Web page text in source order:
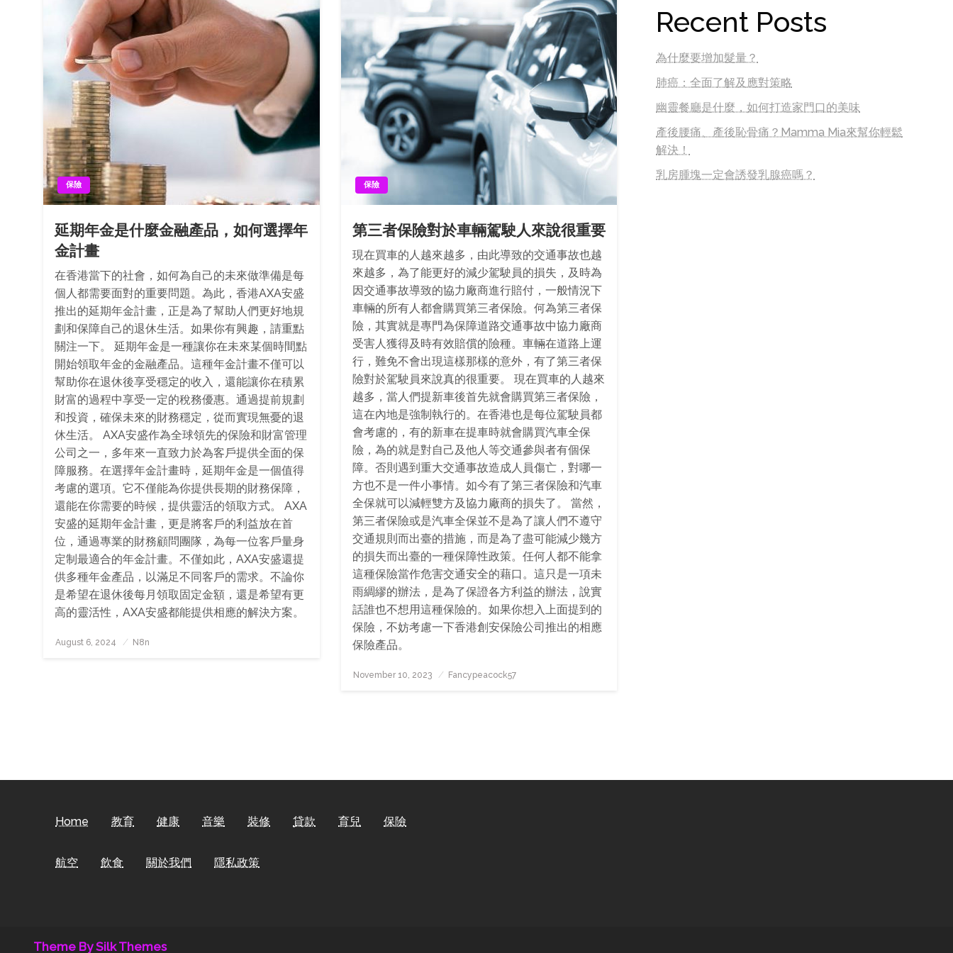
保險
延期年金是什麼金融產品，如何選擇年
金計畫
在香港當下的社會，如何為自己的未來做準備是每
個人都需要面對的重要問題。為此，香港AXA安盛
推出的延期年金計畫，正是為了幫助人們更好地規
劃和保障自己的退休生活。如果你有興趣，請重點
關注一下。 延期年金是一種讓你在未來某個時間點
開始領取年金的金融產品。這種年金計畫不僅可以
幫助你在退休後享受穩定的收入，還能讓你在積累
財富的過程中享受一定的稅務優惠。通過提前規劃
和投資，確保未來的財務穩定，從而實現無憂的退
休生活。 AXA安盛作為全球領先的保險和財富管理
公司之一，多年來一直致力於為客戶提供全面的保
障服務。在選擇年金計畫時，延期年金是一個值得
考慮的選項。它不僅能為你提供長期的財務保障，
還能在你需要的時候，提供靈活的領取方式。 AXA
安盛的延期年金計畫，更是將客戶的利益放在首
位，通過專業的財務顧問團隊，為每一位客戶量身
定制最適合的年金計畫。不僅如此，AXA安盛還提
供多種年金產品，以滿足不同客戶的需求。不論你
是希望在退休後每月領取固定金額，還是希望有更
高的靈活性，AXA安盛都能提供相應的解決方案。
Posted
On
August 6, 2024 N8n
保險
第三者保險對於車輛駕駛人來說很重要
現在買車的人越來越多，由此導致的交通事故也越
來越多，為了能更好的減少駕駛員的損失，及時為
因交通事故導致的協力廠商進行賠付，一般情況下
車輛的所有人都會購買第三者保險。何為第三者保
險，其實就是專門為保障道路交通事故中協力廠商
受害人獲得及時有效賠償的險種。車輛在道路上運
行，難免不會出現這樣那樣的意外，有了第三者保
險對於駕駛員來說真的很重要。 現在買車的人越來
越多，當人們提新車後首先就會購買第三者保險，
這在內地是強制執行的。在香港也是每位駕駛員都
會考慮的，有的新車在提車時就會購買汽車全保
險，為的就是對自己及他人等交通參與者有個保
障。否則遇到重大交通事故造成人員傷亡，對哪一
方也不是一件小事情。如今有了第三者保險和汽車
全保就可以減輕雙方及協力廠商的損失了。 當然，
第三者保險或是汽車全保並不是為了讓人們不遵守
交通規則而出臺的措施，而是為了盡可能減少幾方
的損失而出臺的一種保障性政策。任何人都不能拿
這種保險當作危害交通安全的藉口。這只是一項未
雨綢繆的辦法，是為了保證各方利益的辦法，說實
話誰也不想用這種保險的。如果你想入上面提到的
保險，不妨考慮一下香港創安保險公司推出的相應
保險產品。
Posted
November 10, 2023 Fancypeacock57
Recent Posts
為什麼要增加髮量？
肺癌：全面了解及應對策略
幽靈餐廳是什麼，如何打造家門口的美味
產後腰痛、產後恥骨痛？Mamma Mia來幫你輕鬆
解決！
乳房腫塊一定會誘發乳腺癌嗎？
Home 教育 健康 音樂 裝修 貸款 育兒 保險
航空 飲食 關於我們 隱私政策
Theme By Silk Themes